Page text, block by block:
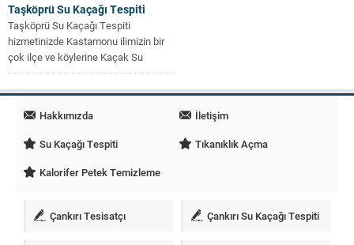
Taşköprü Su Kaçağı Tespiti
Taşköprü Su Kaçağı Tespiti
hizmetinizde Kastamonu ilimizin bir
çok ilçe ve köylerine Kaçak Su
Tespiti...
Hakkımızda
İletişim
Su Kaçağı Tespiti
Tıkanıklık Açma
Kalorifer Petek Temizleme
Çankırı Tesisatçı Çankırı Su Kaçağı Tespiti